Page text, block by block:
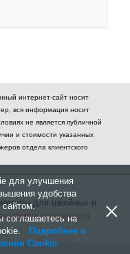
интернет-сайт носит
вся информация носит
не является публичной
и стоимости указанных
отдела клиентского
для швейных и
для улучшения
удобства
сайтом.
соглашаетесь на
Подробнее о
Cookie.
×